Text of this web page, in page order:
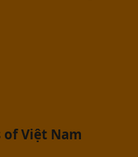
of Việt Nam